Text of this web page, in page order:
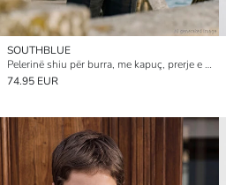
SOUTHBLUE
Pelerinë shiu për burra, me kapuç, prerje e rregullt
74.95 EUR